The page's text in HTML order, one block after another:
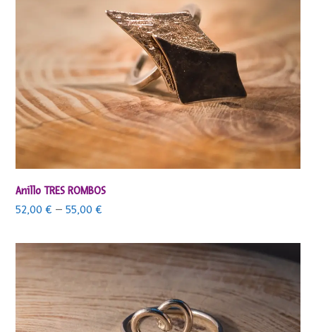
Anillo TRES ROMBOS
52,00€ –55,00€